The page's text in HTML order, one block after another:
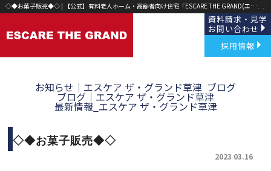
◇◆お菓子販売◆◇ | 【公式】有料老人ホーム・高齢者向け住宅「ESCARE THE GRAND(エスケア ザ グランド)」草津・野洲｜
資料請求・見学
お問い合わせ
採用情報
お知らせ｜エスケア ザ・グランド草津 ブログ
ブログ｜エスケア ザ・グランド草津
最新情報_エスケア ザ・グランド草津
◇◆お菓子販売◆◇
2023 03.16